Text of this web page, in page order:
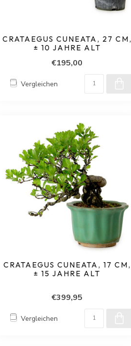
CRATAEGUS CUNEATA, 27 CM,
± 10 JAHRE ALT
€195,00
Vergleichen
CRATAEGUS CUNEATA, 17 CM,
± 15 JAHRE ALT
€399,95
Vergleichen